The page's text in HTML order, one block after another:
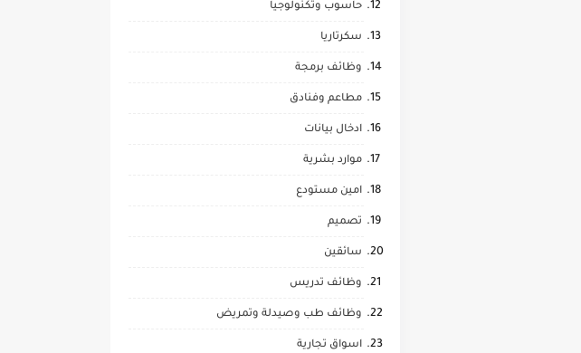
حاسوب وتكنولوجيا
سكرتاريا
وظائف برمجة
مطاعم وفنادق
ادخال بيانات
موارد بشرية
امين مستودع
تصميم
سائقين
وظائف تدريس
وظائف طب وصيدلة وتمريض
اسواق تجارية